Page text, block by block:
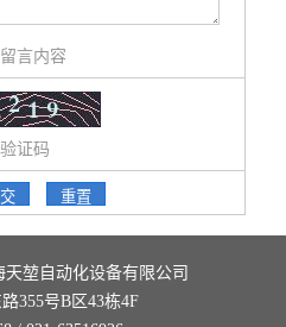
言内容
证码
天堃自动化设备有限公司
355号B区43栋4F